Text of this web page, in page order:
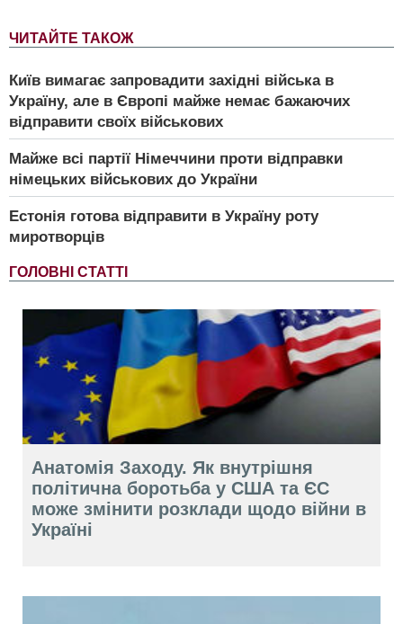
ЧИТАЙТЕ ТАКОЖ
Київ вимагає запровадити західні війська в
Україну, але в Європі майже немає бажаючих
відправити своїх військових
Майже всі партії Німеччини проти відправки
німецьких військових до України
Естонія готова відправити в Україну роту
миротворців
ГОЛОВНІ СТАТТІ
Анатомія Заходу. Як внутрішня
політична боротьба у США та ЄС
може змінити розклади щодо війни в
Україні